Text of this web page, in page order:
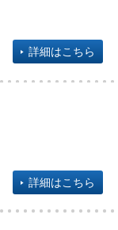
詳細はこちら
詳細はこちら